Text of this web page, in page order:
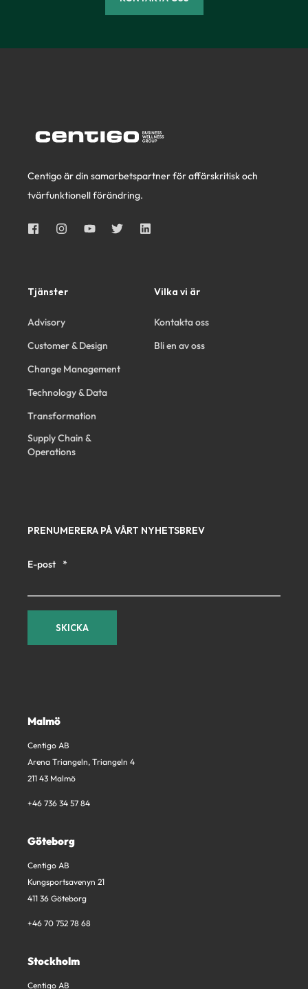
Centigo är din samarbetspartner för affärskritisk och
tvärfunktionell förändring.
Tjänster
Advisory
Customer & Design
Change Management
Technology & Data
Transformation
Supply Chain &
Operations
Vilka vi är
Kontakta oss
Bli en av oss
PRENUMERERA PÅ VÅRT NYHETSBREV
E-post *
Malmö
Centigo AB
Arena Triangeln, Triangeln 4
211 43 Malmö
+46 736 34 57 84
Göteborg
Centigo AB
Kungsportsavenyn 21
411 36 Göteborg
+46 70 752 78 68
Stockholm
Centigo AB